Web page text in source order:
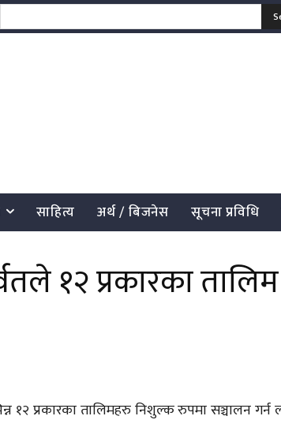
साहित्य अर्थ / बिजनेस सूचना प्रविधि
१२ प्रकारका
१२ प्रकारका तालिमहरु निशुल्क रुपमा सञ्चालन